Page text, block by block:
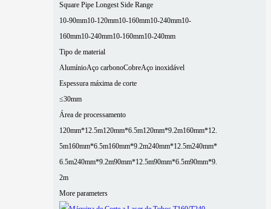
Square Pipe Longest Side Range
10-90mm10-120mm10-160mm10-240mm10-
160mm10-240mm10-160mm10-240mm
Tipo de material
AlumínioAço carbonoCobreAço inoxidável
Espessura máxima de corte
≤30mm
Área de processamento
120mm*12.5m120mm*6.5m120mm*9.2m160mm*12.
5m160mm*6.5m160mm*9.2m240mm*12.5m240mm*
6.5m240mm*9.2m90mm*12.5m90mm*6.5m90mm*9.
2m
More parameters